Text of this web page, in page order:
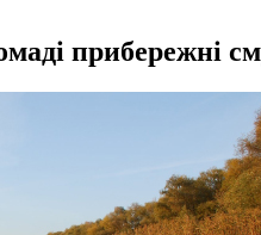
прибережні